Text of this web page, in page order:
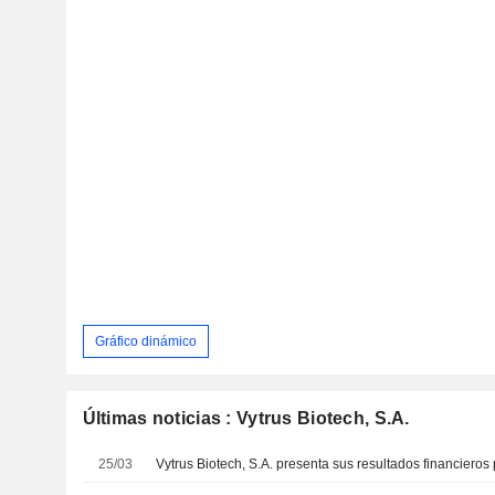
Gráfico dinámico
Últimas noticias : Vytrus Biotech, S.A.
25/03